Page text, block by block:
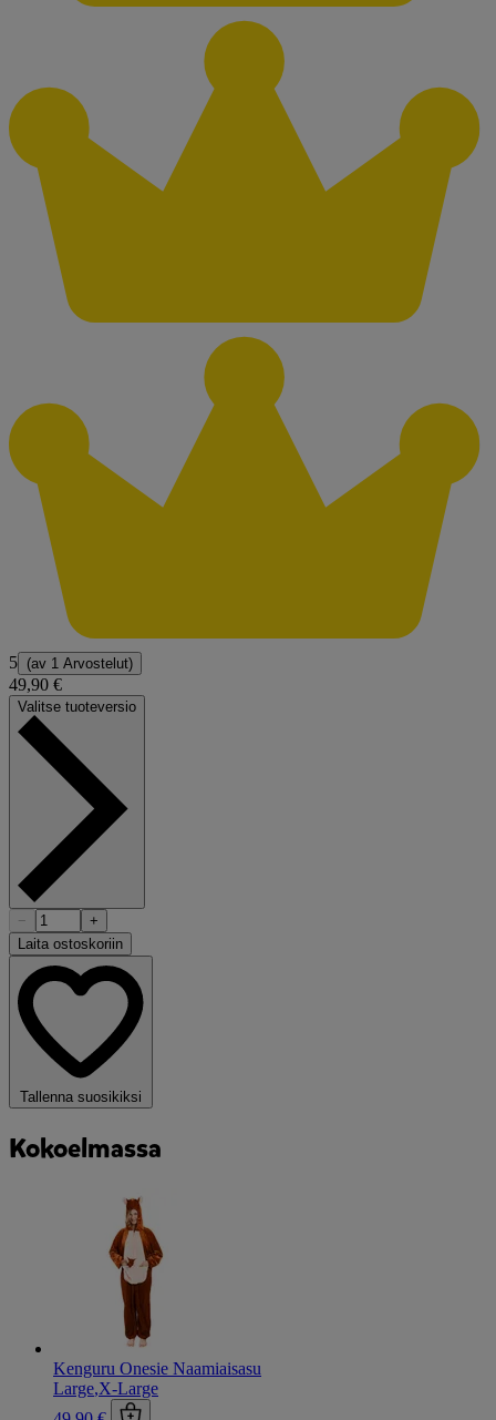
5 (av 1 Arvostelut)
49,90 €
Valitse tuoteversio
−
+
Laita ostoskoriin
Tallenna suosikiksi
Kokoelmassa
Kenguru Onesie Naamiaisasu
Large,X-Large